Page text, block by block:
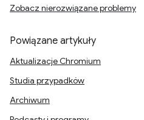
Zobacz nierozwiązane problemy
Powiązane artykuły
Aktualizacje Chromium
Studia przypadków
Archiwum